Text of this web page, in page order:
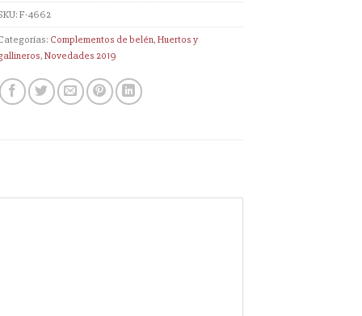
F-4662
Complementos de belén,Huertos y
,Novedades 2019